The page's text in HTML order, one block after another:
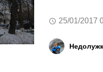
25/01/2017